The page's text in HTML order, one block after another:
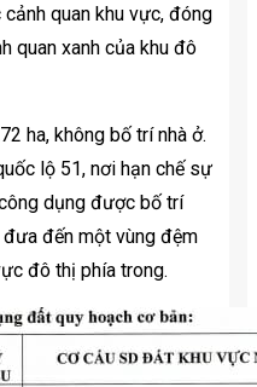
quan khu vực, đóng
quan xanh của khu đô
ha, không bố trí nhà ở.
lộ 51, nơi hạn chế sự
dụng được bố trí
đưa đến một vùng đệm
đô thị phía trong.